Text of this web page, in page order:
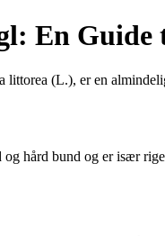
En Guide
(L.), er en
hård bund og er især